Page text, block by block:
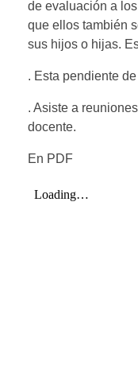
de evaluación a
que ellos también
sus hijos o hijas.
. Esta pendiente
. Asiste a
docente.
En PDF